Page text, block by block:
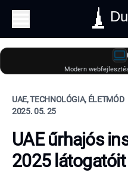
Modern
UAE, TECHNOLÓGIA, ÉLETMÓD
2025. 05. 25
UAE űrhajós
2025 látogatóit